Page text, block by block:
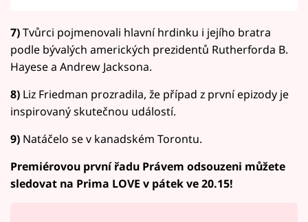
7)Tvůrci pojmenovali hlavní hrdinku i jejího bratra
podle bývalých amerických prezidentů Rutherforda B.
Hayese a Andrew Jacksona.
8) Liz Friedman prozradila, že případ z první epizody je
inspirovaný skutečnou událostí.
9) Natáčelo se v kanadském Torontu.
Premiérovou první řadu Právem odsouzeni můžete
sledovat na Prima LOVE v pátek ve 20.15!